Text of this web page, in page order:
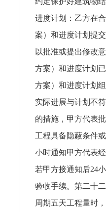
进度计划：乙方在
案）和进度计划提
以批准或提出修改
方案）和进度计划
方案）和进度计划
实际进展与计划不
的措施，甲方代表
工程具备隐蔽条件
小时通知甲方代表
若甲方接通知后24
验收手续。第二十
周期五天工程量时